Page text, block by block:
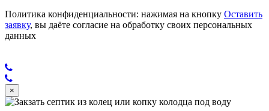
Политика конфиденциальности: нажимая на кнопку Оставить
заявку, вы даёте согласие на обработку своих персональных
данных
×